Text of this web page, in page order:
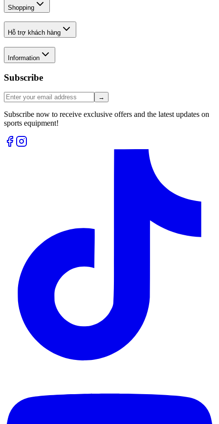
Shopping
Hỗ trợ khách hàng
Information
Subscribe
→
Subscribe now to receive exclusive offers and the latest updates on
sports equipment!